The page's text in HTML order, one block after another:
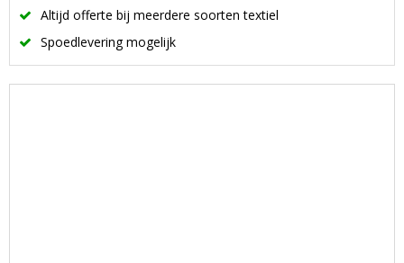
Altijd offerte bij meerdere soorten textiel
Spoedlevering mogelijk